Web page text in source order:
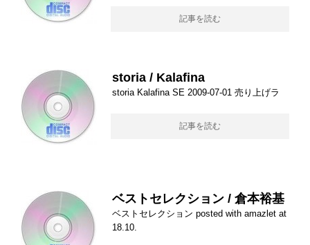
記事を読む
storia / Kalafina
storia Kalafina SE 2009-07-01 売り上げラ
記事を読む
ベストセレクション / 倉本裕基
ベストセレクション posted with amazlet at
18.10.